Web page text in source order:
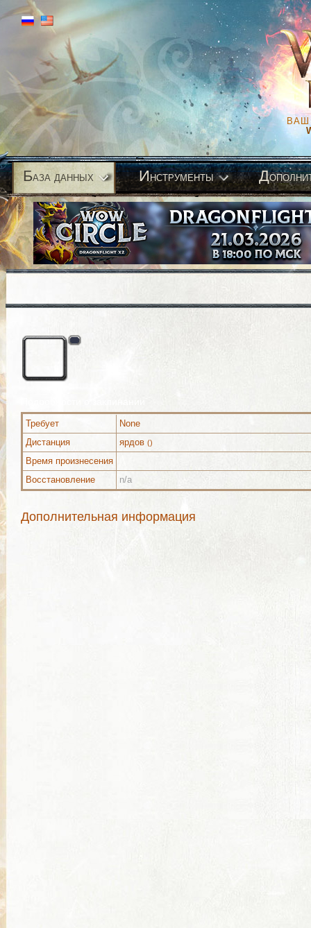
ВАШ
База данных Инструменты Д
Требует
None
Дистанция
ярдов ()
Время произнесения
Восстановление
n/a
Дополнительная информация